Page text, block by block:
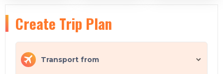
Create Trip Plan
Transport from